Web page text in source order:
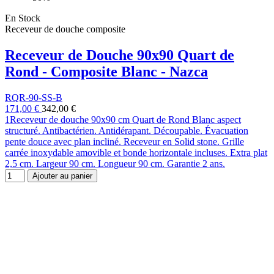
En Stock
Receveur de douche composite
Receveur de Douche 90x90 Quart de
Rond - Composite Blanc - Nazca
RQR-90-SS-B
171,00 € 342,00 €
1Receveur de douche 90x90 cm Quart de Rond Blanc aspect
structuré. Antibactérien. Antidérapant. Découpable. Évacuation
pente douce avec plan incliné. Receveur en Solid stone. Grille
carrée inoxydable amovible et bonde horizontale incluses. Extra plat
2,5 cm. Largeur 90 cm. Longueur 90 cm. Garantie 2 ans.
Ajouter au panier